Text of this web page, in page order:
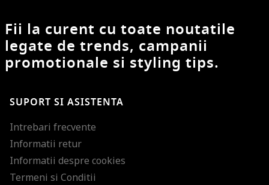
Fii la curent cu toate noutatile
legate de trends, campanii
promotionale si styling tips.
SUPORT SI ASISTENTA
Intrebari frecvente
Informatii retur
Informatii despre cookies
Termeni si Conditii